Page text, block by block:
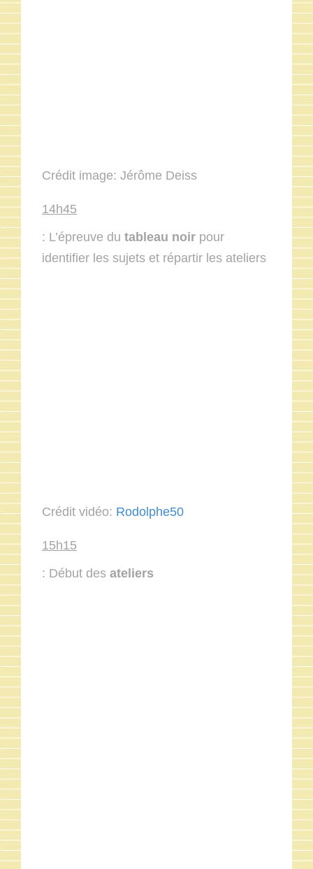
Crédit image: Jérôme Deiss
14h45
: L’épreuve du tableau noir pour
identifier les sujets et répartir les ateliers
Crédit vidéo: Rodolphe50
15h15
: Début des ateliers